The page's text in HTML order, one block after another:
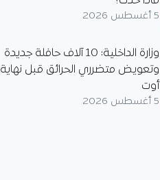
5 أغسطس 2026
وزارة الداخلية: 10 آلاف حافلة جديدة
وتعويض متضرري الحرائق قبل نهاية
أوت
5 أغسطس 2026